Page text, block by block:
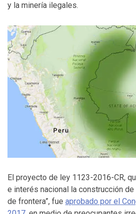
y la minería ilegales.
El proyecto de ley 1123-2016-CR,
e interés nacional la construcción
de frontera”, fue aprobado por el